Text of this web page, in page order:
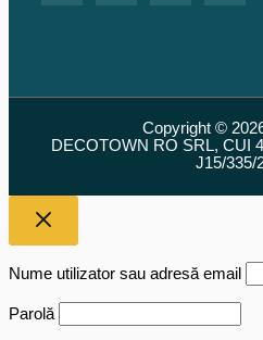
Copyright ©
DECOTOWN RO SRL, CUI
J15/335/
Nume utilizator sau adresă email
Parolă